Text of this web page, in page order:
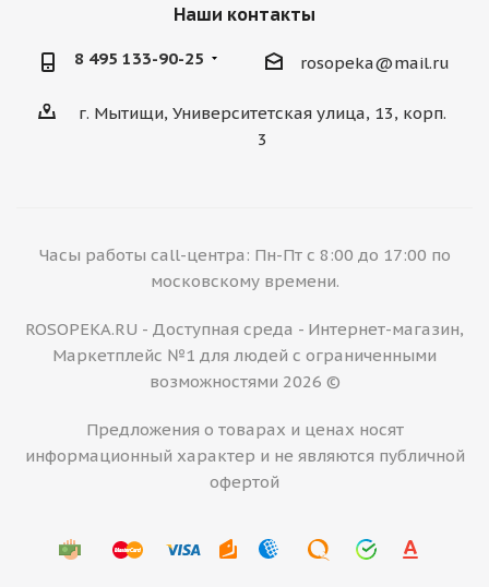
Наши контакты
8 495 133-90-25 rosopeka@mail.ru
г. Мытищи, Университетская улица, 13, корп.
3
Часы работы call-центра: Пн-Пт с 8:00 до 17:00 по
московскому времени.
ROSOPEKA.RU - Доступная среда - Интернет-магазин,
Маркетплейс №1 для людей с ограниченными
возможностями 2026 ©
Предложения о товарах и ценах носят
информационный характер и не являются публичной
офертой